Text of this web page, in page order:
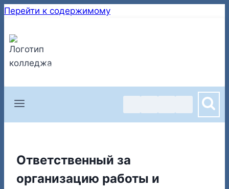
Перейти к содержимому
170043 г. Тверь, ул. Октябрьский проспект, д. 71А
Ответственный за
организацию работы и